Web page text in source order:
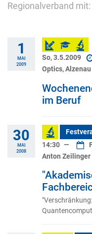
Regionalverband mit:
1
MAI
2009
So, 3.5.2009
Optics, Alzenau
im Beruf
30
MAI
2008
14:30 —
Anton